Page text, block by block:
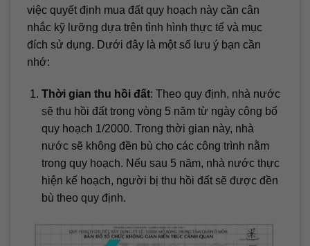
việc quyết định mua đất quy hoạch này cần cân
nhắc kỹ lưỡng dựa trên tình hình thực tế và mục
đích sử dụng. Dưới đây là một số lưu ý bạn cần
nhớ:
Thời gian thu hồi đất: Theo quy định, nhà nước
sẽ thu hồi đất trong vòng 5 năm từ ngày công bố
quy hoạch 1/2000. Trong thời gian này, nhà
nước sẽ không đền bù cho các công trình nằm
trong quy hoạch. Nếu sau 5 năm, nhà nước thực
hiện kế hoạch, người bị thu hồi đất sẽ được đền
bù theo quy định.